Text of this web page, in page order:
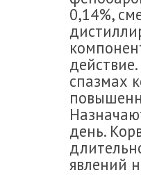
0,14%,
спазмах
день.
явлений